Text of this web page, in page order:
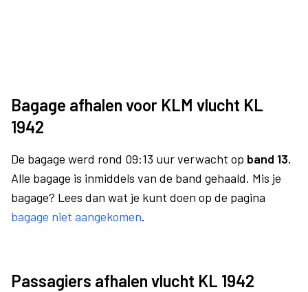
Bagage afhalen voor KLM vlucht KL
1942
De bagage werd rond 09:13 uur verwacht op band 13.
Alle bagage is inmiddels van de band gehaald. Mis je
bagage? Lees dan wat je kunt doen op de pagina
bagage niet aangekomen.
Passagiers afhalen vlucht KL 1942